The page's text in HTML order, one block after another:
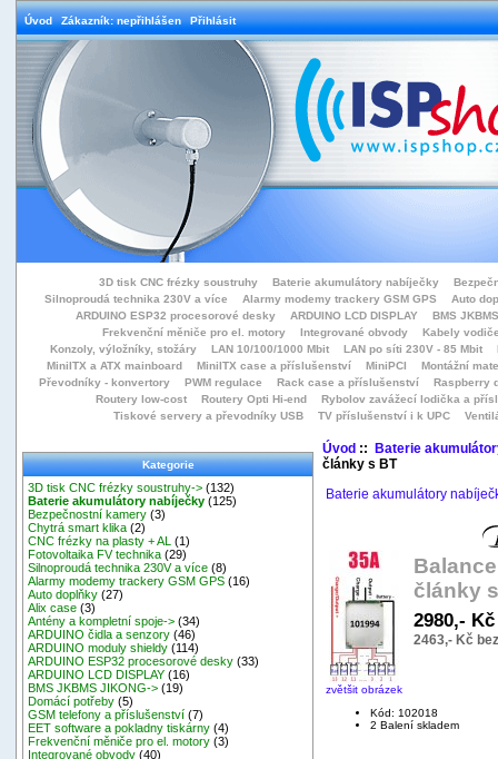
Úvod Zákazník: nepřihlášen Přihlásit
3D tisk CNC frézky soustruhy Baterie akumulátory nabíječky
Silnoproudá technika 230V a více
Alarmy modemy trackery GSM GPS
Auto
ARDUINO ESP32 procesorové desky
ARDUINO LCD DISPLAY
BMS
Frekvenční měniče pro el. motory
Integrované obvody
Kabely
Konzoly, výložníky, stožáry
LAN 10/100/1000 Mbit LAN po síti 230V - 85 Mbit
MiniITX a ATX mainboard
MiniITX case a příslušenství MiniPCI
Montážní
Převodníky - konvertory
PWM regulace Rack case a příslušenství
Raspberry
Routery low-cost
Routery Opti Hi-end
Rybolov zavážecí lodička a přísl
Tiskové servery a převodníky USB
TV příslušenství i k UPC
Kategorie
3D tisk CNC frézky soustruhy-> (132)
Baterie akumulátory nabíječky (125)
Bezpečnostní kamery (3)
Chytrá smart klika (2)
CNC frézky na plasty + AL
(1)
Fotovoltaika FV technika (29)
Silnoproudá technika 230V a více (8)
Alarmy modemy trackery GSM GPS (16)
Auto doplňky (27)
Alix case (3)
Antény a kompletní spoje-> (34)
ARDUINO čidla a senzory (46)
ARDUINO moduly shieldy (114)
ARDUINO ESP32 procesorové desky (33)
ARDUINO LCD DISPLAY (16)
BMS JKBMS JIKONG-> (19)
Domácí potřeby (5)
GSM telefony a příslušenství (7)
EET software a pokladny tiskárny (4)
Frekvenční měniče pro el. motory (3)
Integrované obvody (40)
Úvod:: Baterie
články s BT
Baterie akumulátory
zvětšit obrázek
články
2980,-
2463,- Kč
Kód: 102018
2 Balení skladem